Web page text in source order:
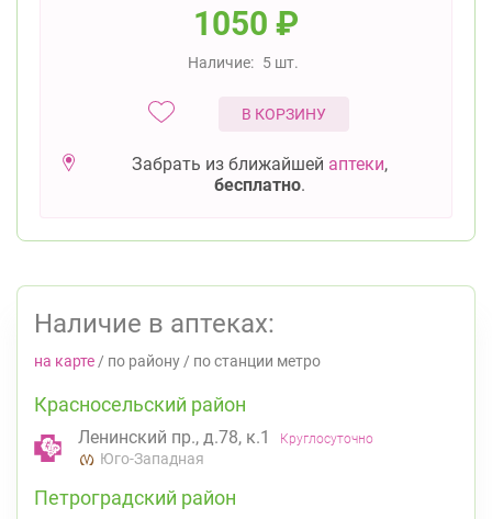
1050 ₽
Наличие: 5 шт.
В КОРЗИНУ
Забрать из ближайшей аптеки,
бесплатно.
Наличие в аптеках:
на карте / по району / по станции метро
Красносельский район
Ленинский пр., д.78, к.1 Круглосуточно
Юго-Западная
Петроградский район